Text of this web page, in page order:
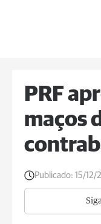
PRF
maços
Publicado: 15/12/